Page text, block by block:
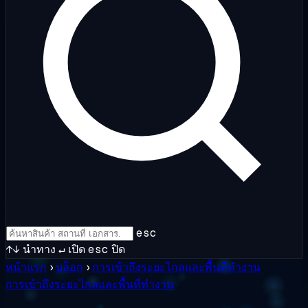
esc
↑↓ นำทาง ↵ เปิดesc ปิด
หน้าแรก ›บล็อก › การเข้าถึงระยะไกลและพื้นที่ทำงาน
การเข้าถึงระยะไกลและพื้นที่ทำงาน